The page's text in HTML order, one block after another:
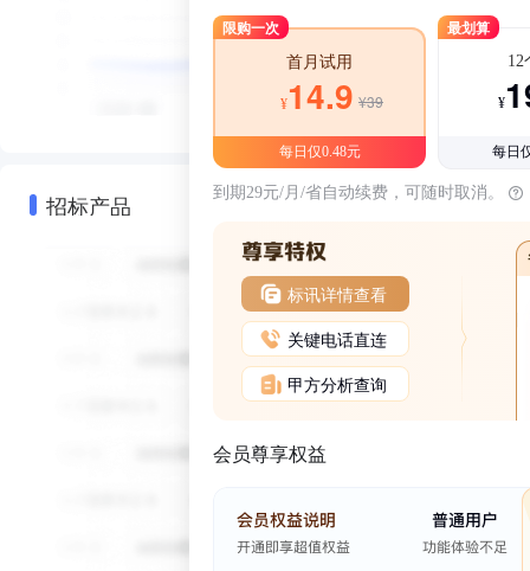
招标产品
限购一次
首月试用
¥14.9 ¥39
每日仅0.48元
最划算
12
¥
每日
到期29元/月/省自动续费，可随时取消。
标讯详情查看
关键电话直连
甲方分析查询
会员尊享权益